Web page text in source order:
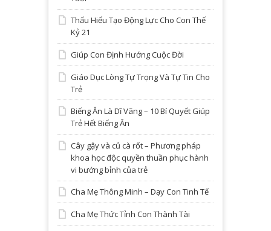
Thấu Hiểu Tạo Động Lực Cho Con Thế
Kỷ 21
Giúp Con Định Hướng Cuộc Đời
Giáo Dục Lòng Tự Trọng Và Tự Tin Cho
Trẻ
Biếng Ăn Là Dĩ Vãng – 10 Bí Quyết Giúp
Trẻ Hết Biếng Ăn
Cây gậy và củ cà rốt – Phương pháp
khoa học độc quyền thuần phục hành
vi bướng bỉnh của trẻ
Cha Mẹ Thông Minh – Dạy Con Tinh Tế
Cha Mẹ Thức Tỉnh Con Thành Tài